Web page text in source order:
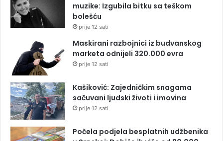
muzike: Izgubila bitku sa teškom
bolešću
prije 12 sati
Maskirani razbojnici iz budvanskog
marketa odnijeli 320.000 evra
prije 12 sati
Kašiković: Zajedničkim snagama
sačuvani ljudski životi i imovina
prije 12 sati
Počela podjela besplatnih udžbenika